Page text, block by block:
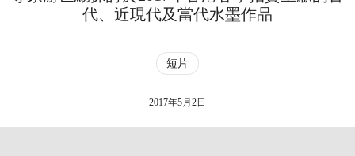
代、近現代及當代水墨作品
短片
2017年5月2日